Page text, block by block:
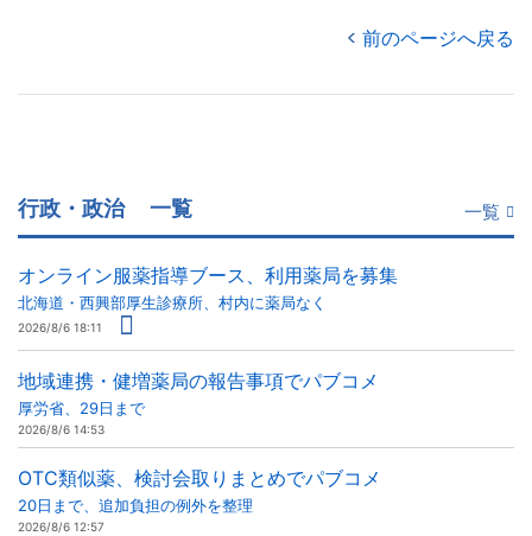
前のページへ戻る
行政・政治 一覧 一覧
オンライン服薬指導ブース、利用薬局を募集
北海道・西興部厚生診療所、村内に薬局なく
2026/8/6 18:11
地域連携・健増薬局の報告事項でパブコメ
厚労省、29日まで
2026/8/6 14:53
OTC類似薬、検討会取りまとめでパブコメ
20日まで、追加負担の例外を整理
2026/8/6 12:57